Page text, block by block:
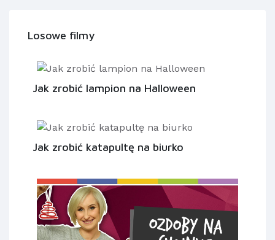
Losowe filmy
Jak zrobić lampion na Halloween
Jak zrobić katapultę na biurko